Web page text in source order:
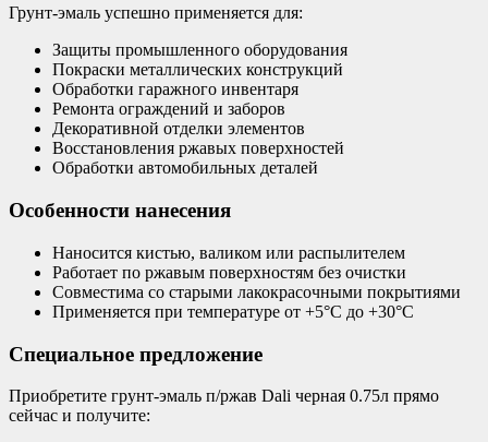
Грунт-эмаль успешно применяется для:
Защиты промышленного оборудования
Покраски металлических конструкций
Обработки гаражного инвентаря
Ремонта ограждений и заборов
Декоративной отделки элементов
Восстановления ржавых поверхностей
Обработки автомобильных деталей
Особенности нанесения
Наносится кистью, валиком или распылителем
Работает по ржавым поверхностям без очистки
Совместима со старыми лакокрасочными покрытиями
Применяется при температуре от +5°C до +30°C
Специальное предложение
Приобретите грунт-эмаль п/ржав Dali черная 0.75л прямо
сейчас и получите: